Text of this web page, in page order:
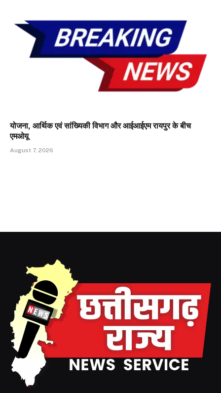
योजना, आर्थिक एवं सांख्यिकी विभाग और आईआईएम रायपुर के बीच
एमओयू
August 7, 2026